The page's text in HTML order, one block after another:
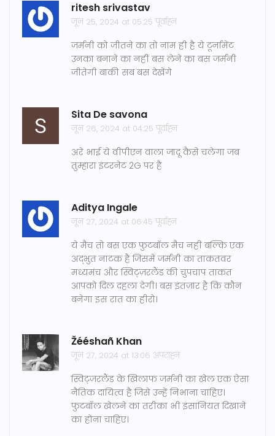
ritesh srivastav
जून 25, 2024 at 05:25 पूर्वाह्न
जर्मनी को जीतने का तो नाम ही है ये टूर्नामेंट
उनका बनाने का नहीं बस लेने का बस जर्मनी
जीतेगी बाकी सब बस देखेंगे
Sita De savona
जून 26, 2024 at 04:25 पूर्वाह्न
अरे भाई ये वीपीएन वाला जादू कैसे चलेगा जब
तुम्हारा इंटरनेट 2G पर है
Aditya Ingale
जून 27, 2024 at 06:45 पूर्वाह्न
ये मैच तो बस एक फुटबॉल मैच नहीं बल्कि एक
अद्भुत नाटक है जिसमें जर्मनी का ताकतवर
मध्यमंच और स्विट्ज़रलैंड की चुपचाप ताकत
आपको दिल दहला देगी। बस इंतज़ार है कि कौन
बनेगा इस रात का हीरो।
Žééshañ Khan
जून 27, 2024 at 13:06 अपराह्न
स्विट्ज़रलैंड के खिलाफ जर्मनी का खेल एक ऐसा
नैतिक दायित्व है जिसे उन्हें निभाना चाहिए।
फुटबॉल खेलने का तरीका भी इंसानियत दिखाने
का होना चाहिए।